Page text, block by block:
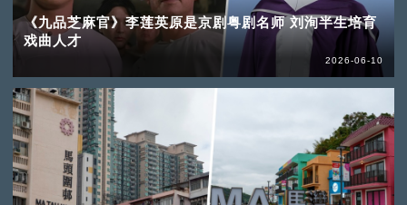
《九品芝麻官》李莲英原是京剧粤剧名师 刘洵半生培育
戏曲人才
2026-06-10